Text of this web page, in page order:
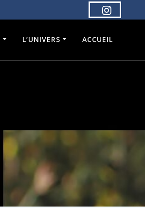
L’UNIVERS ACCUEIL